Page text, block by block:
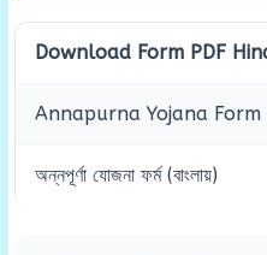
Download Form PDF
Annapurna Yojana Form
অন্নপূর্ণা যোজনা ফর্ম (বাংলায়)